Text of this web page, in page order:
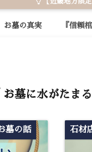
お墓の真実 『信頼棺
お墓に水がたま
墓の話 石材